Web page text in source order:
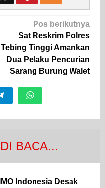
Pos berikutnya
Sat Reskrim Polres
Tebing Tinggi Amankan
Dua Pelaku Pencurian
Sarang Burung Walet
BACA...
Indonesia Desak